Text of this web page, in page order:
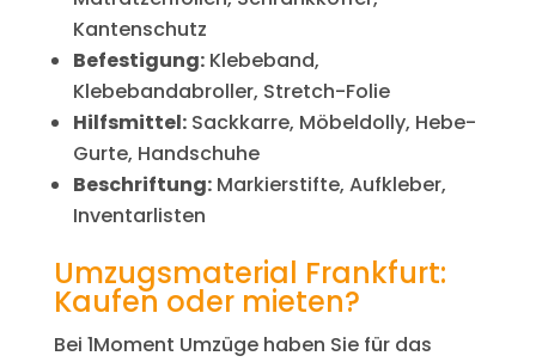
Kantenschutz
Befestigung:Klebeband,
Klebebandabroller, Stretch-Folie
Hilfsmittel:Sackkarre, Möbeldolly, Hebe-
Gurte, Handschuhe
Beschriftung:Markierstifte, Aufkleber,
Inventarlisten
Umzugsmaterial Frankfurt:
Kaufen oder mieten?
Bei 1Moment Umzüge haben Sie für das